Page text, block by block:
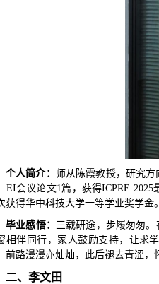
个人简介： 师从陈霞教授，研究
EI会议论文1篇，获得ICPRE
获得华中科技大学一等学业奖学金。
毕业感悟： 三载研途，步履匆匆
相伴同行，家人鼓励支持，让求
前路漫漫亦灿灿，此后褪去青涩
二、李文田